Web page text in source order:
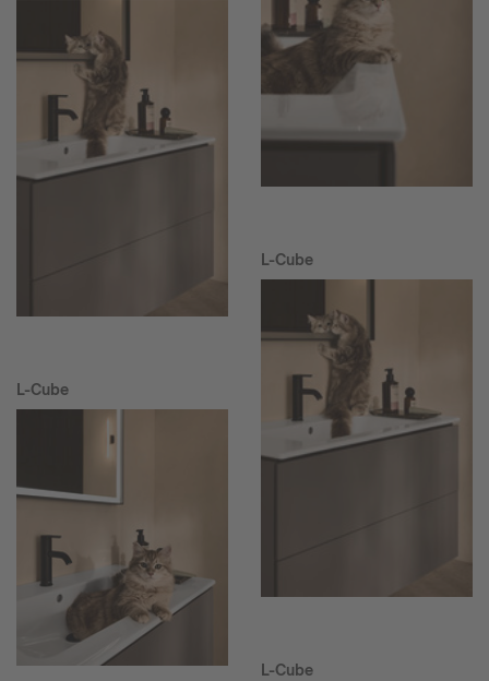
L-Cube
L-Cube
L-Cube